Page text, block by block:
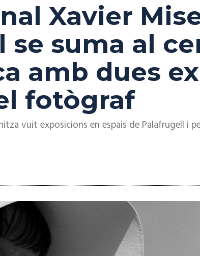
Xavier
se suma al
amb dues
fotògraf
vuit exposicions en espais de Palafrugell i